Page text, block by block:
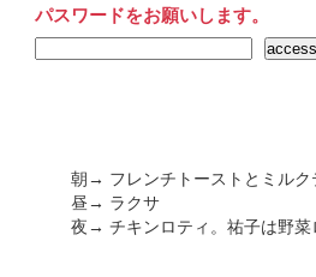
パスワードをお願いします。
朝→ フレンチトーストとミルク
昼→ ラクサ
夜→ チキンロティ。祐子は野菜